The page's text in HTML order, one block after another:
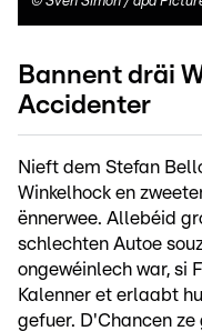
Bannent dräi
Accidenter
Nieft dem Stefan
Winkelhock en
ënnerwee. Allebéid
schlechten Autoe
ongewéinlech war, si
Kalenner et erlaabt
gefuer. D'Chancen ze